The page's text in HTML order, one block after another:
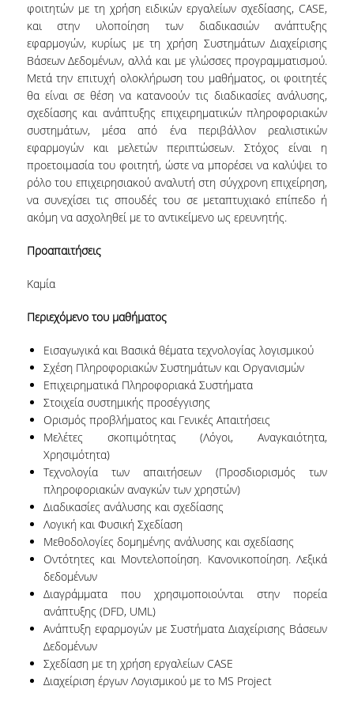
ΩΡΕΣ ΓΡΑΦΕΙΟΥ ΑΚΑΔΗΜΑΪΚΟΥ
ΠΡΟΣΩΠΙΚΟΥ
ΠΡΟΠΤΥΧΙΑΚΕΣ ΣΠΟΥΔΕΣ
ΟΔΗΓΟΣ ΣΠΟΥΔΩΝ
ΠΡΟΓΡΑΜΜΑ ΣΠΟΥΔΩΝ
ΜΑΘΗΜΑΤΑ ΠΡΟΓΡΑΜΜΑΤΟΣ ΣΠΟΥΔΩΝ
ΚΑΤΕΥΘΥΝΣΕΙΣ
ΠΡΑΚΤΙΚΗ ΑΣΚΗΣΗ
ΟΔΗΓΟΣ ΕΚΠΟΝΗΣΗΣ ΕΡΓΑΣΙΩΝ
ΔΙΑΔΙΚΑΣΙΑ ΠΑΡΑΠΟΝΩΝ ΦΟΙΤΗΤΩΝ
ΚΑΘΗΓΗΤΕΣ - ΣΥΜΒΟΥΛΟΙ ΣΠΟΥΔΩΝ
ΜΕΤΑΠΤΥΧΙΑΚΕΣ ΣΠΟΥΔΕΣ
ΜΕΤΑΠΤΥΧΙΑΚΕΣ ΣΠΟΥΔΕΣ
ΔΙΔΑΚΤΟΡΙΚΕΣ ΣΠΟΥΔΕΣ
ΠΙΝΑΚΑΣ ΥΠΟΨΗΦΙΩΝ ΔΙΔΑΚΤΟΡΩΝ
ΠΙΝΑΚΑΣ ΔΙΔΑΚΤΟΡΩΝ
ΔΙΑΣΦΑΛΙΣΗ ΠΟΙΟΤΗΤΑΣ
ΠΟΛΙΤΙΚΗ ΠΟΙΟΤΗΤΑΣ
φοιτητών με τη χρήση ειδικών εργαλείων σχεδίασης, CASE,
και στην υλοποίηση των διαδικασιών ανάπτυξης
εφαρμογών, κυρίως με τη χρήση Συστημάτων Διαχείρισης
Βάσεων Δεδομένων, αλλά και με γλώσσες προγραμματισμού.
Μετά την επιτυχή ολοκλήρωση του μαθήματος, οι φοιτητές
θα είναι σε θέση να κατανοούν τις διαδικασίες ανάλυσης,
σχεδίασης και ανάπτυξης επιχειρηματικών πληροφοριακών
συστημάτων, μέσα από ένα περιβάλλον ρεαλιστικών
εφαρμογών και μελετών περιπτώσεων. Στόχος είναι η
προετοιμασία του φοιτητή, ώστε να μπορέσει να καλύψει το
ρόλο του επιχειρησιακού αναλυτή στη σύγχρονη επιχείρηση,
να συνεχίσει τις σπουδές του σε μεταπτυχιακό επίπεδο ή
ακόμη να ασχοληθεί με το αντικείμενο ως ερευνητής.
Προαπαιτήσεις
Καμία
Περιεχόμενο του μαθήματος
Εισαγωγικά και Βασικά θέματα τεχνολογίας λογισμικού
Σχέση Πληροφοριακών Συστημάτων και Οργανισμών
Επιχειρηματικά Πληροφοριακά Συστήματα
Στοιχεία συστημικής προσέγγισης
Ορισμός προβλήματος και Γενικές Απαιτήσεις
Μελέτες σκοπιμότητας (Λόγοι, Αναγκαιότητα,
Χρησιμότητα)
Τεχνολογία των απαιτήσεων (Προσδιορισμός των
πληροφοριακών αναγκών των χρηστών)
Διαδικασίες ανάλυσης και σχεδίασης
Λογική και Φυσική Σχεδίαση
Μεθοδολογίες δομημένης ανάλυσης και σχεδίασης
Οντότητες και Μοντελοποίηση. Κανονικοποίηση. Λεξικά
δεδομένων
Διαγράμματα που χρησιμοποιούνται στην πορεία
ανάπτυξης (DFD, UML)
Ανάπτυξη εφαρμογών με Συστήματα Διαχείρισης Βάσεων
Δεδομένων
Σχεδίαση με τη χρήση εργαλείων CASE
Διαχείριση έργων Λογισμικού με το MS Project